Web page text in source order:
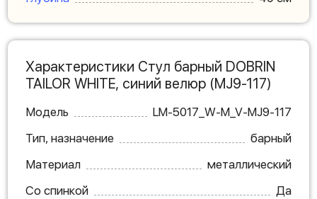
Характеристики Стул барный DOBRIN
TAILOR WHITE, синий велюр (MJ9-117)
Модель
LM-5017_W-M_V-MJ9-117
Тип, назначение
барный
Материал
металлический
Со спинкой
Да